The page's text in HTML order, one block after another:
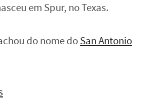
em Spur, no Texas.
do nome doSan Antonio